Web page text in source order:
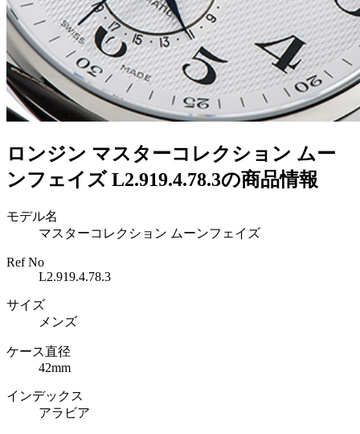
ロンジン マスターコレクション ムー
ンフェイズ L2.919.4.78.3の商品情報
モデル名
マスターコレクション ムーンフェイズ
Ref No
L2.919.4.78.3
サイズ
メンズ
ケース直径
42mm
インデックス
アラビア